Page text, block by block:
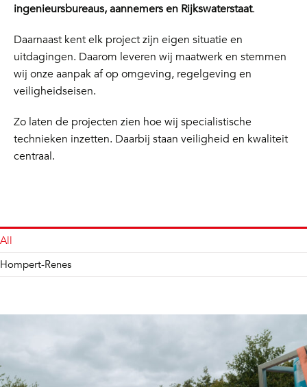
ingenieursbureaus, aannemers en Rijkswaterstaat.
Daarnaast kent elk project zijn eigen situatie en
uitdagingen. Daarom leveren wij maatwerk en stemmen
wij onze aanpak af op omgeving, regelgeving en
veiligheidseisen.
Zo laten de projecten zien hoe wij specialistische
technieken inzetten. Daarbij staan veiligheid en kwaliteit
centraal.
All
Hompert-Renes